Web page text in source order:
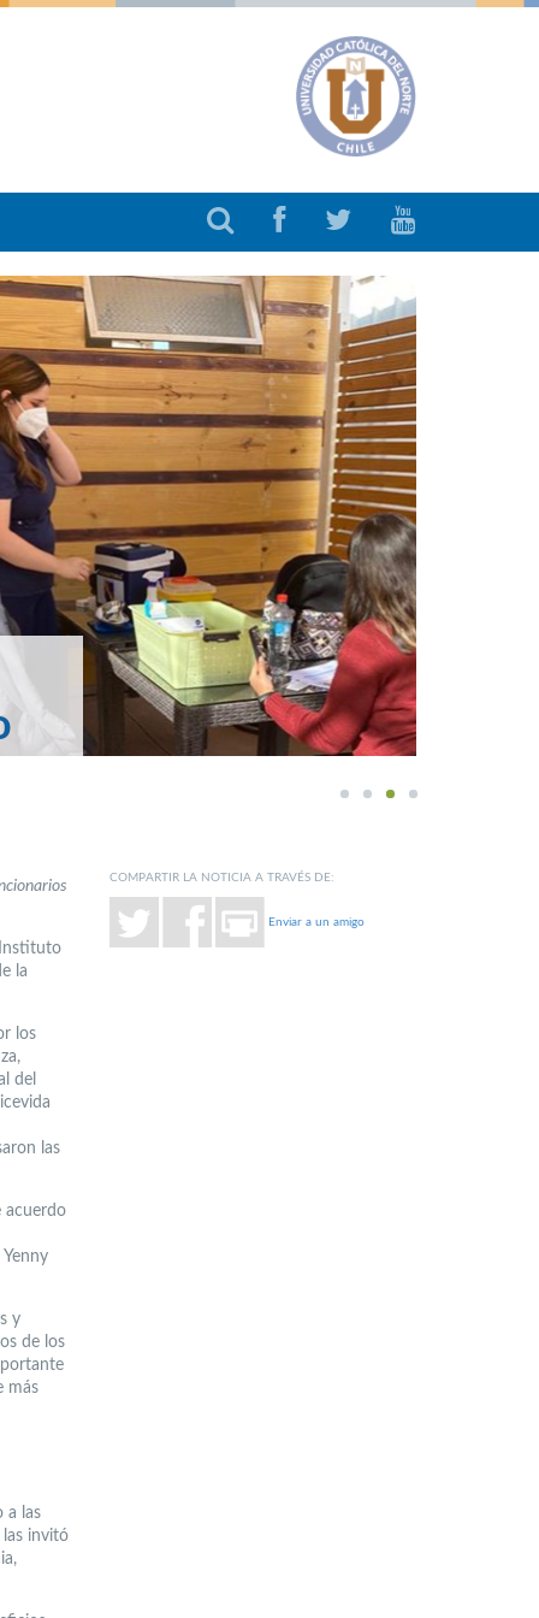
1 2 3 4
la
los
del
las
acuerdo
y
de los
más
a las
las invitó
COMPARTIR LA NOTICIA A TRAVÉS DE:
Enviar a un amigo